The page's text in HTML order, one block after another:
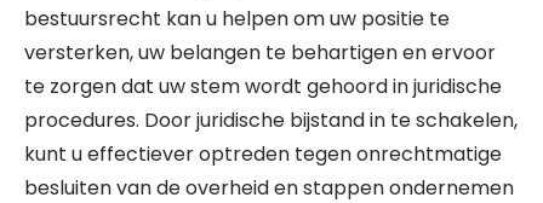
bestuursrecht kan u helpen om uw positie te
versterken, uw belangen te behartigen en ervoor
te zorgen dat uw stem wordt gehoord in juridische
procedures. Door juridische bijstand in te schakelen,
kunt u effectiever optreden tegen onrechtmatige
besluiten van de overheid en stappen ondernemen